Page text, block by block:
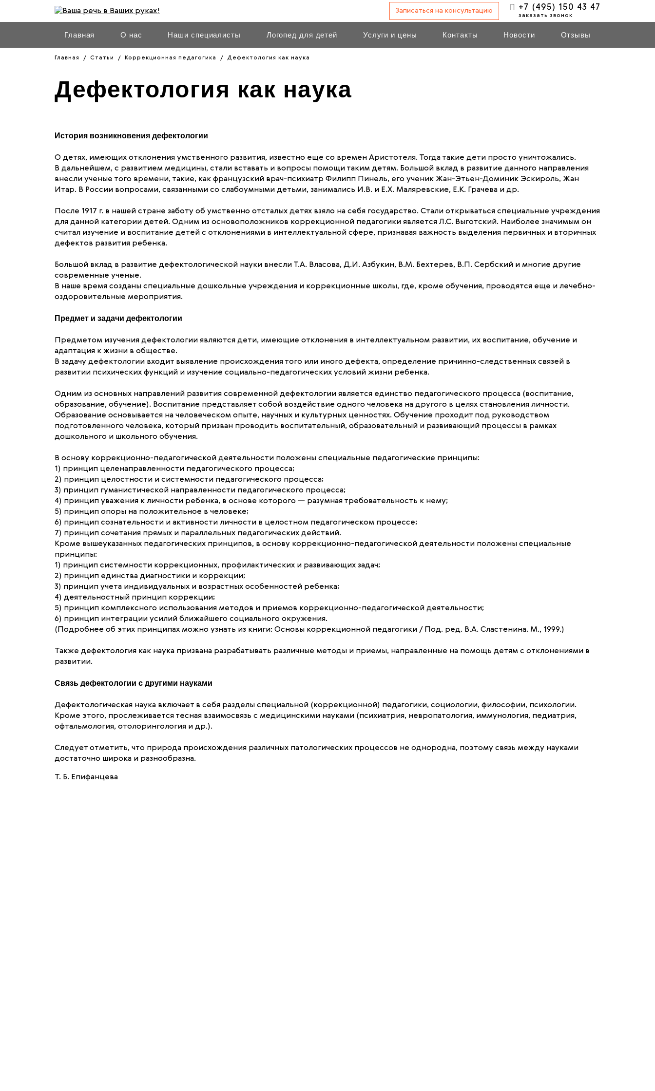
Записаться на консультацию +7 (495) 150 43 47
заказать звонок
Главная О нас Наши специалисты Логопед для детей Услуги и цены Контакты Новости Отзывы
Главная Статьи Коррекционная педагогика Дефектология как наука
Дефектология как наука
История возникновения дефектологии
О детях, имеющих отклонения умственного развития, известно еще со времен Аристотеля. Тогда такие дети просто уничтожались.
В дальнейшем, с развитием медицины, стали вставать и вопросы помощи таким детям. Большой вклад в развитие данного направления
внесли ученые того времени, такие, как французский врач-психиатр Филипп Пинель, его ученик Жан-Этьен-Доминик Эскироль, Жан
Итар. В России вопросами, связанными со слабоумными детьми, занимались И.В. и Е.X. Маляревские, Е.К. Грачева и др.
После 1917 г. в нашей стране заботу об умственно отсталых детях взяло на себя государство. Стали открываться специальные учреждения
для данной категории детей. Одним из основоположников коррекционной педагогики является Л.С. Выготский. Наиболее значимым он
считал изучение и воспитание детей с отклонениями в интеллектуальной сфере, признавая важность выделения первичных и вторичных
дефектов развития ребенка.
Большой вклад в развитие дефектологической науки внесли Т.А. Власова, Д.И. Азбукин, В.М. Бехтерев, В.П. Сербский и многие другие
современные ученые.
В наше время созданы специальные дошкольные учреждения и коррекционные школы, где, кроме обучения, проводятся еще и лечебно-
оздоровительные мероприятия.
Предмет и задачи дефектологии
Предметом изучения дефектологии являются дети, имеющие отклонения в интеллектуальном развитии, их воспитание, обучение и
адаптация к жизни в обществе.
В задачу дефектологии входит выявление происхождения того или иного дефекта, определение причинно-следственных связей в
развитии психических функций и изучение социально-педагогических условий жизни ребенка.
Одним из основных направлений развития современной дефектологии является единство педагогического процесса (воспитание,
образование, обучение). Воспитание представляет собой воздействие одного человека на другого в целях становления личности.
Образование основывается на человеческом опыте, научных и культурных ценностях. Обучение проходит под руководством
подготовленного человека, который призван проводить воспитательный, образовательный и развивающий процессы в рамках
дошкольного и школьного обучения.
В основу коррекционно-педагогической деятельности положены специальные педагогические принципы:
1) принцип целенаправленности педагогического процесса;
2) принцип целостности и системности педагогического процесса;
3) принцип гуманистической направленности педагогического процесса;
4) принцип уважения к личности ребенка, в основе которого — разумная требовательность к нему;
5) принцип опоры на положительное в человеке;
6) принцип сознательности и активности личности в целостном педагогическом процессе;
7) принцип сочетания прямых и параллельных педагогических действий.
Кроме вышеуказанных педагогических принципов, в основу коррекционно-педагогической деятельности положены специальные
принципы:
1) принцип системности коррекционных, профилактических и развивающих задач;
2) принцип единства диагностики и коррекции;
3) принцип учета индивидуальных и возрастных особенностей ребенка;
4) деятельностный принцип коррекции;
5) принцип комплексного использования методов и приемов коррекционно-педагогической деятельности;
6) принцип интеграции усилий ближайшего социального окружения.
(Подробнее об этих принципах можно узнать из книги: Основы коррекционной педагогики / Под. ред. В.А. Сластенина. М., 1999.)
Также дефектология как наука призвана разрабатывать различные методы и приемы, направленные на помощь детям с отклонениями в
развитии.
Связь дефектологии с другими науками
Дефектологическая наука включает в себя разделы специальной (коррекционной) педагогики, социологии, философии, психологии.
Кроме этого, прослеживается тесная взаимосвязь с медицинскими науками (психиатрия, невропатология, иммунология, педиатрия,
офтальмология, отолорингология и др.).
Следует отметить, что природа происхождения различных патологических процессов не однородна, поэтому связь между науками
достаточно широка и разнообразна.
Т. Б. Епифанцева